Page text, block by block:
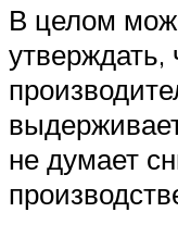
В целом
не думает